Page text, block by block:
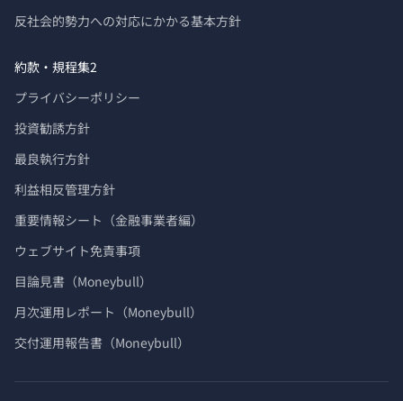
反社会的勢力への対応にかかる基本方針
約款・規程集2
プライバシーポリシー
投資勧誘方針
最良執行方針
利益相反管理方針
重要情報シート（金融事業者編）
ウェブサイト免責事項
目論見書（Moneybull）
月次運用レポート（Moneybull）
交付運用報告書（Moneybull）